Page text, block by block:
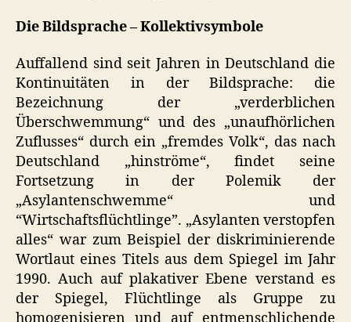
Die Bildsprache – Kollektivsymbole
Auffallend sind seit Jahren in Deutschland die
Kontinuitäten in der Bildsprache: die
Bezeichnung der „verderblichen
Überschwemmung“ und des „unaufhörlichen
Zuflusses“ durch ein „fremdes Volk“, das nach
Deutschland „hinströme“, findet seine
Fortsetzung in der Polemik der
„Asylantenschwemme“ und
“Wirtschaftsflüchtlinge”. „Asylanten verstopfen
alles“ war zum Beispiel der diskriminierende
Wortlaut eines Titels aus dem Spiegel im Jahr
1990. Auch auf plakativer Ebene verstand es
der Spiegel, Flüchtlinge als Gruppe zu